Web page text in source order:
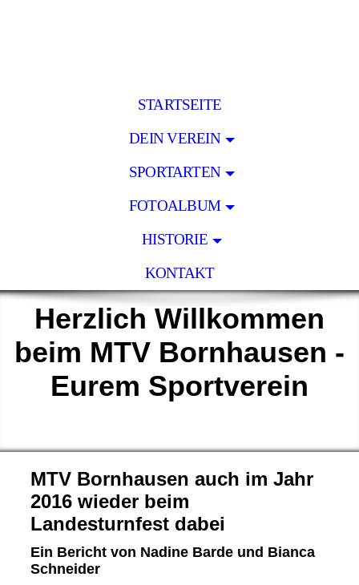
STARTSEITE
DEIN VEREIN
SPORTARTEN
FOTOALBUM
HISTORIE
KONTAKT
Herzlich Willkommen
beim MTV Bornhausen -
Eurem Sportverein
MTV Bornhausen auch im Jahr
2016 wieder beim
Landesturnfest dabei
Ein Bericht von Nadine Barde und Bianca
Schneider